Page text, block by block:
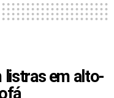
listras em alto-